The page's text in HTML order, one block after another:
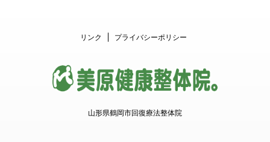
リンク プライバシーポリシー
山形県鶴岡市回復療法整体院